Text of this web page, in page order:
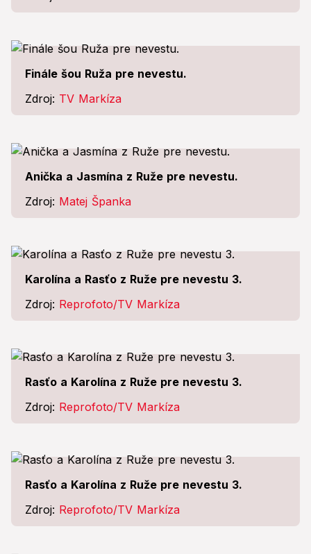
Finále šou Ruža pre nevestu.
Zdroj: TV Markíza
Anička a Jasmína z Ruže pre nevestu.
Zdroj: Matej Španka
Karolína a Rasťo z Ruže pre nevestu 3.
Zdroj: Reprofoto/TV Markíza
Rasťo a Karolína z Ruže pre nevestu 3.
Zdroj: Reprofoto/TV Markíza
Rasťo a Karolína z Ruže pre nevestu 3.
Zdroj: Reprofoto/TV Markíza